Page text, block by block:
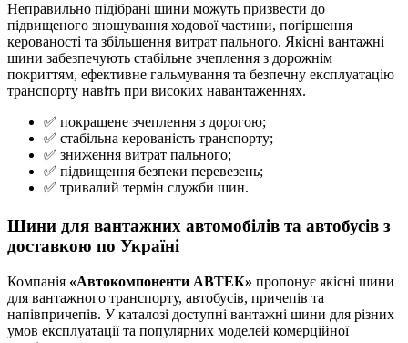
Неправильно підібрані шини можуть призвести до
підвищеного зношування ходової частини, погіршення
керованості та збільшення витрат пального. Якісні вантажні
шини забезпечують стабільне зчеплення з дорожнім
покриттям, ефективне гальмування та безпечну експлуатацію
транспорту навіть при високих навантаженнях.
✅ покращене зчеплення з дорогою;
✅ стабільна керованість транспорту;
✅ зниження витрат пального;
✅ підвищення безпеки перевезень;
✅ тривалий термін служби шин.
Шини для вантажних автомобілів та автобусів з
доставкою по Україні
Компанія «Автокомпоненти АВТЕК» пропонує якісні шини
для вантажного транспорту, автобусів, причепів та
напівпричепів. У каталозі доступні вантажні шини для різних
умов експлуатації та популярних моделей комерційної